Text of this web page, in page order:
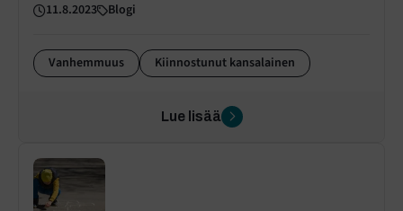
11.8.2023 Blogi
Vanhemmuus Kiinnostunut kansalainen
Lue lisää